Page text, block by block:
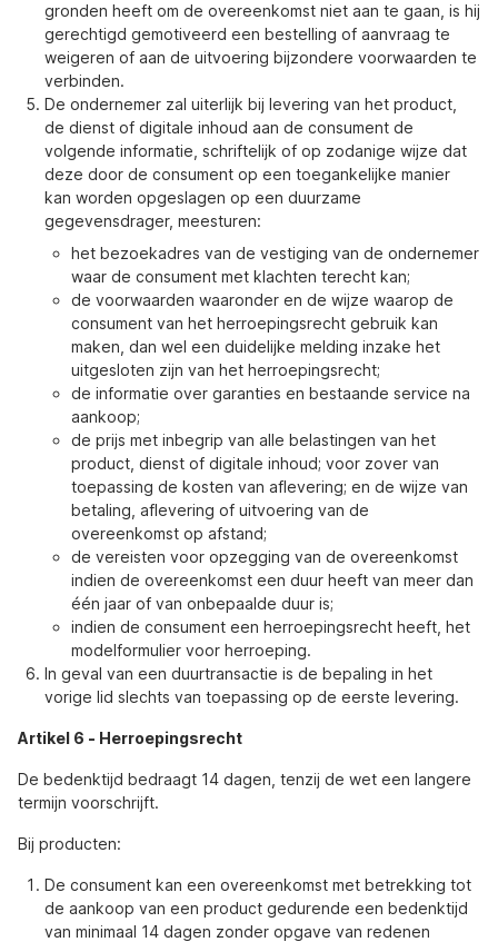
gronden heeft om de overeenkomst niet aan te gaan, is hij
gerechtigd gemotiveerd een bestelling of aanvraag te
weigeren of aan de uitvoering bijzondere voorwaarden te
verbinden.
De ondernemer zal uiterlijk bij levering van het product,
de dienst of digitale inhoud aan de consument de
volgende informatie, schriftelijk of op zodanige wijze dat
deze door de consument op een toegankelijke manier
kan worden opgeslagen op een duurzame
gegevensdrager, meesturen:
het bezoekadres van de vestiging van de ondernemer
waar de consument met klachten terecht kan;
de voorwaarden waaronder en de wijze waarop de
consument van het herroepingsrecht gebruik kan
maken, dan wel een duidelijke melding inzake het
uitgesloten zijn van het herroepingsrecht;
de informatie over garanties en bestaande service na
aankoop;
de prijs met inbegrip van alle belastingen van het
product, dienst of digitale inhoud; voor zover van
toepassing de kosten van aflevering; en de wijze van
betaling, aflevering of uitvoering van de
overeenkomst op afstand;
de vereisten voor opzegging van de overeenkomst
indien de overeenkomst een duur heeft van meer dan
één jaar of van onbepaalde duur is;
indien de consument een herroepingsrecht heeft, het
modelformulier voor herroeping.
In geval van een duurtransactie is de bepaling in het
vorige lid slechts van toepassing op de eerste levering.
Artikel 6 - Herroepingsrecht
De bedenktijd bedraagt 14 dagen, tenzij de wet een langere
termijn voorschrijft.
Bij producten:
De consument kan een overeenkomst met betrekking tot
de aankoop van een product gedurende een bedenktijd
van minimaal 14 dagen zonder opgave van redenen